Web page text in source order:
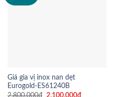
Giá gia vị inox nan dẹt
Eurogold-ES61240B
2.800.000₫ Giá
2.100.000₫Giá